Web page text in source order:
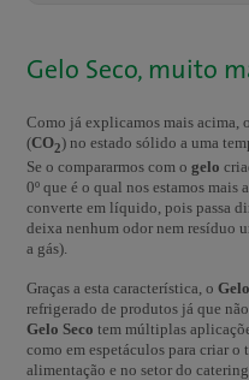
Gelo Seco, muito
Como já explicamos mais acima, o
(CO2) no estado sólido a uma
Se o compararmos com o gelo
0º que é o qual nos estamos mais
converte em líquido, pois passa
deixa nenhum odor nem resíduo
a gás).
Graças a esta característica, o
refrigerado de produtos já que
Gelo Seco tem múltiplas
como em espetáculos para criar o
alimentação e no setor do